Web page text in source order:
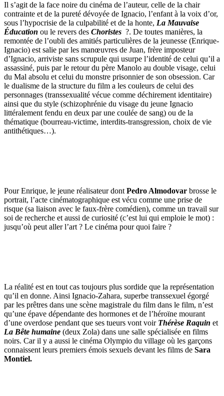
Il s’agit de la face noire du cinéma de l’auteur, celle de la chair
contrainte et de la pureté dévoyée de Ignacio, l’enfant à la voix d’or,
sous l’hypocrisie de la culpabilité et de la honte, La Mauvaise
Éducation ou le revers des Choristes ?. De toutes manières, la
remontée de l’oubli des amitiés particulières de la jeunesse (Enrique-
Ignacio) est salie par les manœuvres de Juan, frère imposteur
d’Ignacio, arriviste sans scrupule qui usurpe l’identité de celui qu’il a
assassiné, puis par le retour du père Manolo au double visage, celui
du Mal absolu et celui du monstre prisonnier de son obsession. Car
le dualisme de la structure du film a les couleurs de celui des
personnages (transsexualité vécue comme déchirement identitaire)
ainsi que du style (schizophrénie du visage du jeune Ignacio
littéralement fendu en deux par une coulée de sang) ou de la
thématique (bourreau-victime, interdits-transgression, choix de vie
antithétiques…).
Pour Enrique, le jeune réalisateur dont Pedro Almodovar brosse le
portrait, l’acte cinématographique est vécu comme une prise de
risque (sa liaison avec le faux-frère comédien), comme un travail sur
soi de recherche et aussi de curiosité (c’est lui qui emploie le mot) :
jusqu’où peut aller l’art ? Le cinéma pour quoi faire ?
La réalité est en tout cas toujours plus sordide que la représentation
qu’il en donne. Ainsi Ignacio-Zahara, superbe transsexuel égorgé
par les prêtres dans une scène magistrale du film dans le film, n’est
qu’une épave dépendante des hormones et de l’héroïne mourant
d’une overdose pendant que ses tueurs vont voir Thérèse Raquin et
La Bête humaine (deux Zola) dans une salle spécialisée en films
noirs. Car il y a aussi le cinéma Olympio du village où les garçons
connaissent leurs premiers émois sexuels devant les films de Sara
Montiel.